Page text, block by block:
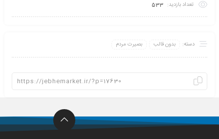
تعداد بازدید: 533
دسته: بدون قالب بصیرت مردم